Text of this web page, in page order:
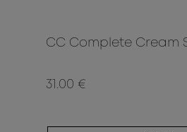
CC Complete Cream
31.00 €